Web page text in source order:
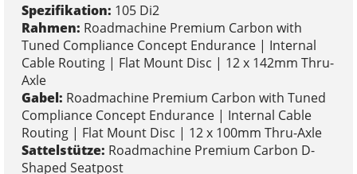
Spezifikation: 105 Di2
Rahmen: Roadmachine Premium Carbon with
Tuned Compliance Concept Endurance | Internal
Cable Routing | Flat Mount Disc | 12 x 142mm Thru-
Axle
Gabel: Roadmachine Premium Carbon with Tuned
Compliance Concept Endurance | Internal Cable
Routing | Flat Mount Disc | 12 x 100mm Thru-Axle
Sattelstütze: Roadmachine Premium Carbon D-
Shaped Seatpost